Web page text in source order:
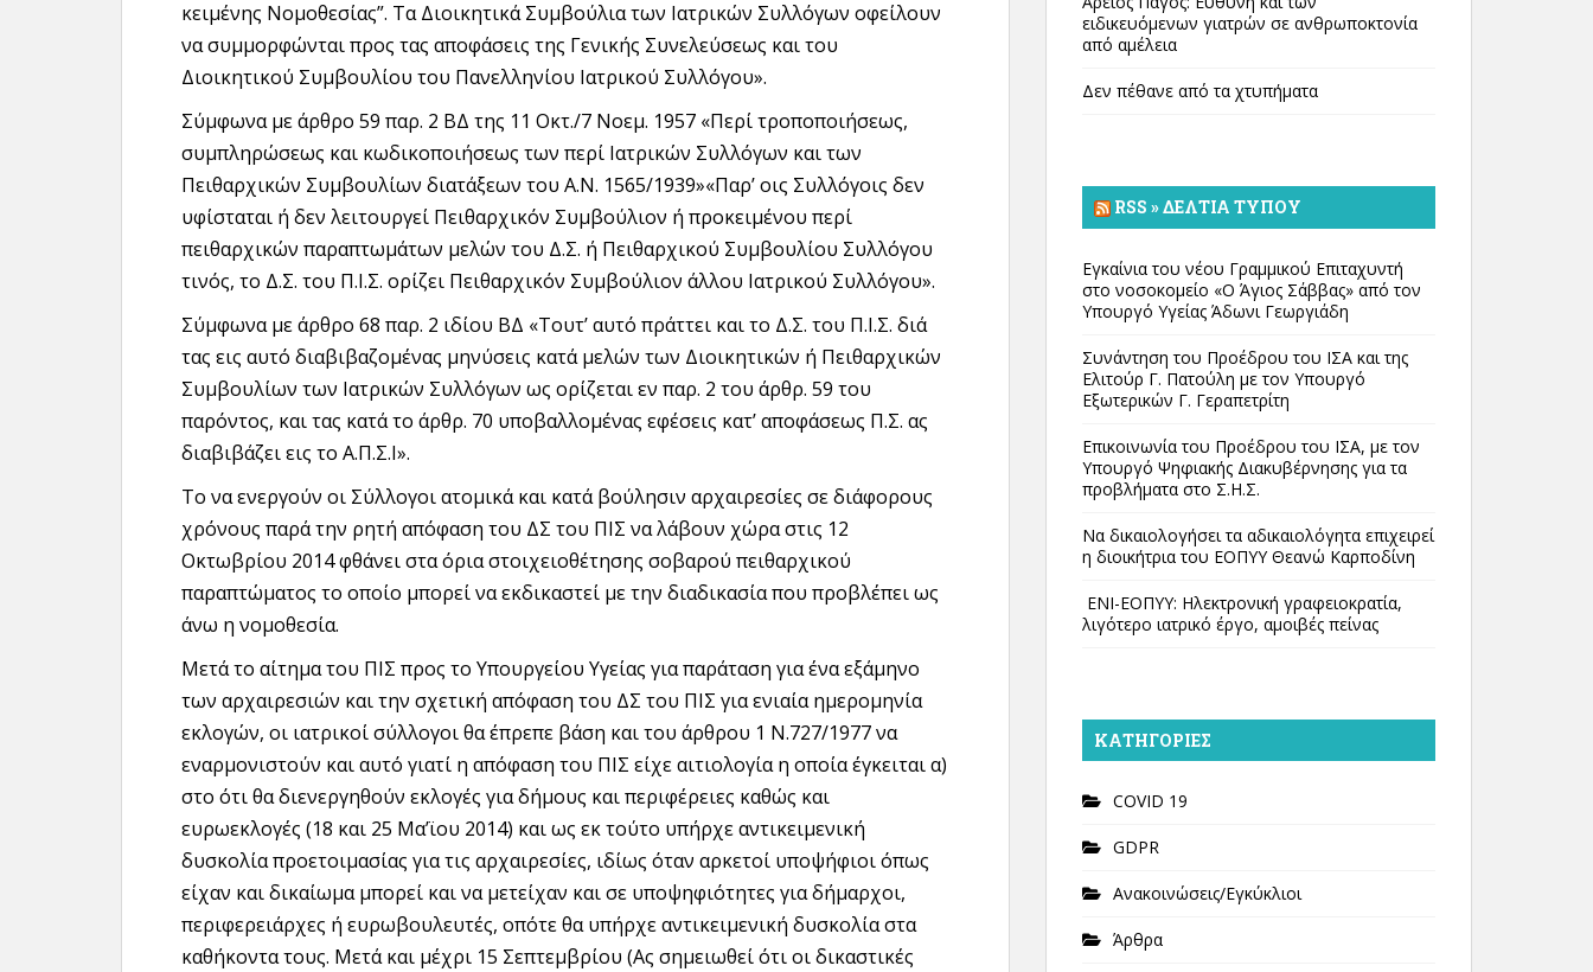
κειμένης Νομοθεσίας”. Τα Διοικητικά Συμβούλια των Ιατρικών Συλλόγων οφείλουν
να συμμορφώνται προς τας αποφάσεις της Γενικής Συνελεύσεως και του
Διοικητικού Συμβουλίου του Πανελληνίου Ιατρικού Συλλόγου».
Σύμφωνα με άρθρο 59 παρ. 2 ΒΔ της 11 Οκτ./7 Νοεμ. 1957 «Περί τροποποιήσεως,
συμπληρώσεως και κωδικοποιήσεως των περί Ιατρικών Συλλόγων και των
Πειθαρχικών Συμβουλίων διατάξεων του Α.Ν. 1565/1939»«Παρ’ οις Συλλόγοις δεν
υφίσταται ή δεν λειτουργεί Πειθαρχικόν Συμβούλιον ή προκειμένου περί
πειθαρχικών παραπτωμάτων μελών του Δ.Σ. ή Πειθαρχικού Συμβουλίου Συλλόγου
τινός, το Δ.Σ. του Π.Ι.Σ. ορίζει Πειθαρχικόν Συμβούλιον άλλου Ιατρικού Συλλόγου».
Σύμφωνα με άρθρο 68 παρ. 2 ιδίου ΒΔ «Τουτ’ αυτό πράττει και το Δ.Σ. του Π.Ι.Σ. διά
τας εις αυτό διαβιβαζομένας μηνύσεις κατά μελών των Διοικητικών ή Πειθαρχικών
Συμβουλίων των Ιατρικών Συλλόγων ως ορίζεται εν παρ. 2 του άρθρ. 59 του
παρόντος, και τας κατά το άρθρ. 70 υποβαλλομένας εφέσεις κατ’ αποφάσεως Π.Σ. ας
διαβιβάζει εις το Α.Π.Σ.Ι».
Το να ενεργούν οι Σύλλογοι ατομικά και κατά βούλησιν αρχαιρεσίες σε διάφορους
χρόνους παρά την ρητή απόφαση του ΔΣ του ΠΙΣ να λάβουν χώρα στις 12
Οκτωβρίου 2014 φθάνει στα όρια στοιχειοθέτησης σοβαρού πειθαρχικού
παραπτώματος το οποίο μπορεί να εκδικαστεί με την διαδικασία που προβλέπει ως
άνω η νομοθεσία.
Μετά το αίτημα του ΠΙΣ προς το Υπουργείου Υγείας για παράταση για ένα εξάμηνο
των αρχαιρεσιών και την σχετική απόφαση του ΔΣ του ΠΙΣ για ενιαία ημερομηνία
εκλογών, οι ιατρικοί σύλλογοι θα έπρεπε βάση και του άρθρου 1 Ν.727/1977 να
εναρμονιστούν και αυτό γιατί η απόφαση του ΠΙΣ είχε αιτιολογία η οποία έγκειται α)
στο ότι θα διενεργηθούν εκλογές για δήμους και περιφέρειες καθώς και
ευρωεκλογές (18 και 25 Μα’ϊου 2014) και ως εκ τούτο υπήρχε αντικειμενική
δυσκολία προετοιμασίας για τις αρχαιρεσίες, ιδίως όταν αρκετοί υποψήφιοι όπως
είχαν και δικαίωμα μπορεί και να μετείχαν και σε υποψηφιότητες για δήμαρχοι,
περιφερειάρχες ή ευρωβουλευτές, οπότε θα υπήρχε αντικειμενική δυσκολία στα
καθήκοντα τους. Μετά και μέχρι 15 Σεπτεμβρίου (Ας σημειωθεί ότι οι δικαστικές
ειδικευόμενων γιατρών σε ανθρωποκτονία
από αμέλεια
Δεν πέθανε από τα χτυπήματα
RSS » ΔΕΛΤΊΑ ΤΎΠΟΥ
Εγκαίνια του νέου Γραμμικού Επιταχυντή
στο νοσοκομείο «Ο Άγιος Σάββας» από τον
Υπουργό Υγείας Άδωνι Γεωργιάδη
Συνάντηση του Προέδρου του ΙΣΑ και της
Ελιτούρ Γ. Πατούλη με τον Υπουργό
Εξωτερικών Γ. Γεραπετρίτη
Επικοινωνία του Προέδρου του ΙΣΑ, με τον
Υπουργό Ψηφιακής Διακυβέρνησης για τα
προβλήματα στο Σ.Η.Σ.
Να δικαιολογήσει τα αδικαιολόγητα επιχειρεί
η διοικήτρια του ΕΟΠΥΥ Θεανώ Καρποδίνη
ΕΝΙ-ΕΟΠΥΥ: Ηλεκτρονική γραφειοκρατία,
λιγότερο ιατρικό έργο, αμοιβές πείνας
KΑΤΗΓΟΡΊΕΣ
COVID 19
GDPR
Ανακοινώσεις/Εγκύκλιοι
Άρθρα